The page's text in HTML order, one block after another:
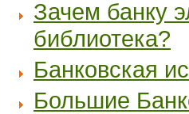
Зачем банку
библиотека?
Банковская
Большие